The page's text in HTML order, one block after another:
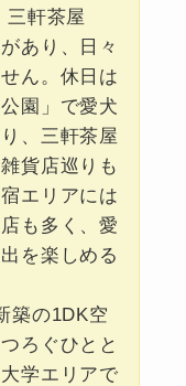
三軒茶屋
あり、日々
ん。休日は
園」で愛犬
、三軒茶屋
貨店巡りも
エリアには
も多く、愛
を楽しめる
築の1DK空
ろぐひとと
学エリアで